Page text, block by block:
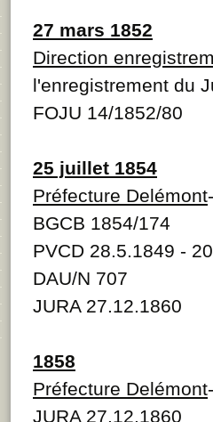
27 mars 1852
Direction
l'enregistrement du
FOJU 14/1852/80
25 juillet 1854
Préfecture Delémont
BGCB 1854/174
PVCD 28.5.1849 -
DAU/N 707
JURA 27.12.1860
1858
Préfecture Delémont
JURA 27.12.1860